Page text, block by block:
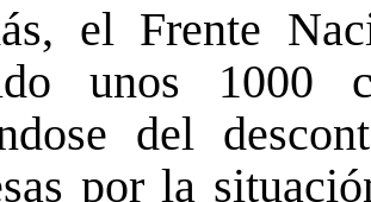
el Frente
unos 1000
del
por la